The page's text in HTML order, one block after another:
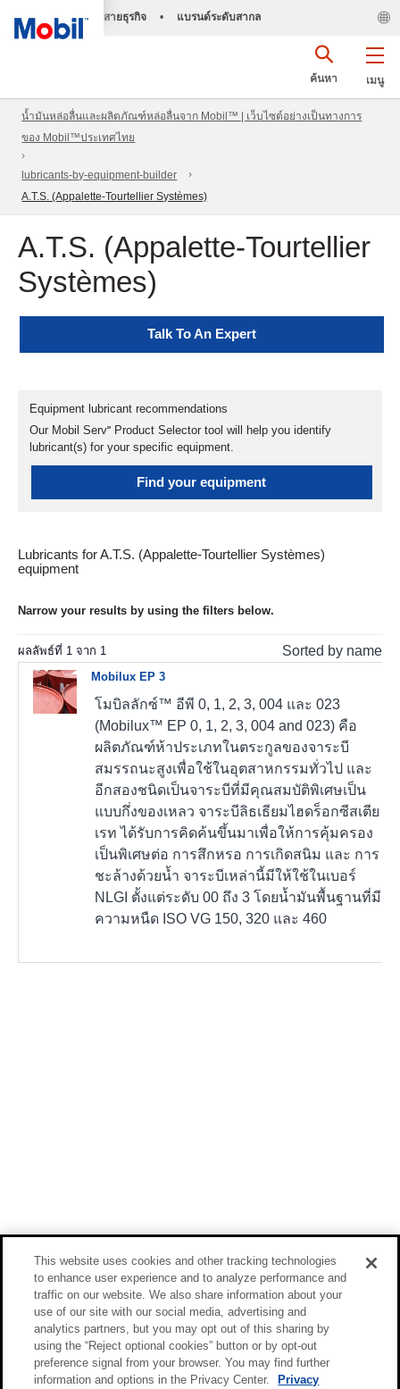
สายธุรกิจ • แบรนด์ระดับสากล
เมนู
ค้นหา
น้ำมันหล่อลื่นและผลิตภัณฑ์หล่อลื่นจาก Mobil™ | เว็บไซต์อย่างเป็นทางการ
ของ Mobil™ประเทศไทย
lubricants-by-equipment-builder
A.T.S. (Appalette-Tourtellier Systèmes)
A.T.S. (Appalette-Tourtellier
Systèmes)
Talk To An Expert
Equipment lubricant recommendations
Our Mobil Serv℠ Product Selector tool will help you identify
lubricant(s) for your specific equipment.
Find your equipment
Lubricants for A.T.S. (Appalette-Tourtellier Systèmes)
equipment
Narrow your results by using the filters below.
ผลลัพธ์ที่ 1 จาก 1 Sorted by name
Mobilux EP 3
โมบิลลักซ์™ อีพี 0, 1, 2, 3, 004 และ 023
(Mobilux™ EP 0, 1, 2, 3, 004 and 023) คือ
ผลิตภัณฑ์ห้าประเภทในตระกูลของจาระบี
สมรรถนะสูงเพื่อใช้ในอุตสาหกรรมทั่วไป และ
อีกสองชนิดเป็นจาระบีที่มีคุณสมบัติพิเศษเป็น
แบบกึ่งของเหลว จาระบีลิธเธียมไฮดร็อกซีสเตีย
เรท ได้รับการคิดค้นขึ้นมาเพื่อให้การคุ้มครอง
เป็นพิเศษต่อ การสึกหรอ การเกิดสนิม และ การ
ชะล้างด้วยน้ำ จาระบีเหล่านี้มีให้ใช้ในเบอร์
NLGI ตั้งแต่ระดับ 00 ถึง 3 โดยน้ำมันพื้นฐานที่มี
ความหนืด ISO VG 150, 320 และ 460
This website uses cookies and other tracking technologies
to enhance user experience and to analyze performance and
traffic on our website. We also share information about your
use of our site with our social media, advertising and
analytics partners, but you may opt out of this sharing by
using the “Reject optional cookies” button or by opt-out
preference signal from your browser. You may find further
information and options in the Privacy Center.
Privacy